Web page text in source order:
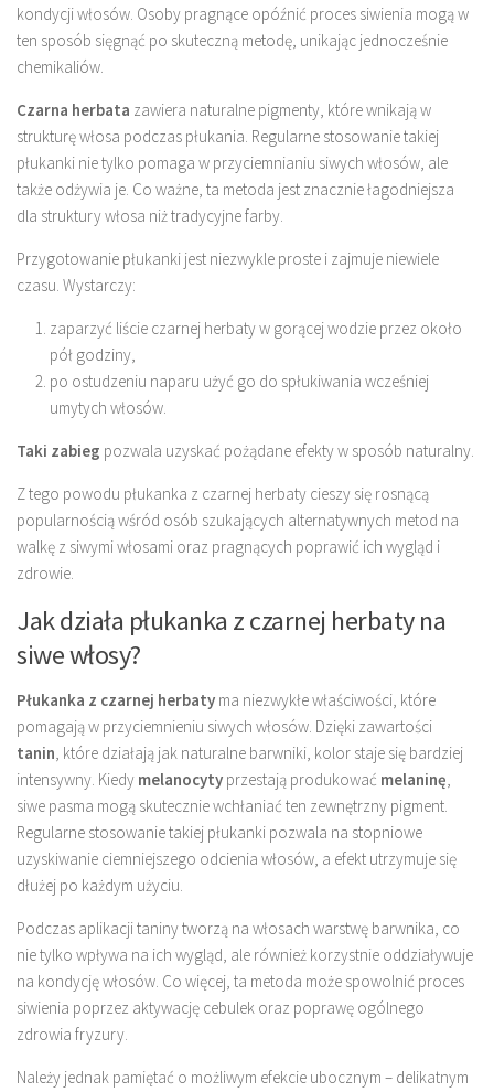
kondycji włosów. Osoby pragnące opóźnić proces siwienia mogą w
ten sposób sięgnąć po skuteczną metodę, unikając jednocześnie
chemikaliów.
Czarna herbata zawiera naturalne pigmenty, które wnikają w
strukturę włosa podczas płukania. Regularne stosowanie takiej
płukanki nie tylko pomaga w przyciemnianiu siwych włosów, ale
także odżywia je. Co ważne, ta metoda jest znacznie łagodniejsza
dla struktury włosa niż tradycyjne farby.
Przygotowanie płukanki jest niezwykle proste i zajmuje niewiele
czasu. Wystarczy:
zaparzyć liście czarnej herbaty w gorącej wodzie przez około
pół godziny,
po ostudzeniu naparu użyć go do spłukiwania wcześniej
umytych włosów.
Taki zabieg pozwala uzyskać pożądane efekty w sposób naturalny.
Z tego powodu płukanka z czarnej herbaty cieszy się rosnącą
popularnością wśród osób szukających alternatywnych metod na
walkę z siwymi włosami oraz pragnących poprawić ich wygląd i
zdrowie.
Jak działa płukanka z czarnej herbaty na
siwe włosy?
Płukanka z czarnej herbaty ma niezwykłe właściwości, które
pomagają w przyciemnieniu siwych włosów. Dzięki zawartości
tanin, które działają jak naturalne barwniki, kolor staje się bardziej
intensywny. Kiedy melanocyty przestają produkować melaninę,
siwe pasma mogą skutecznie wchłaniać ten zewnętrzny pigment.
Regularne stosowanie takiej płukanki pozwala na stopniowe
uzyskiwanie ciemniejszego odcienia włosów, a efekt utrzymuje się
dłużej po każdym użyciu.
Podczas aplikacji taniny tworzą na włosach warstwę barwnika, co
nie tylko wpływa na ich wygląd, ale również korzystnie oddziaływuje
na kondycję włosów. Co więcej, ta metoda może spowolnić proces
siwienia poprzez aktywację cebulek oraz poprawę ogólnego
zdrowia fryzury.
Należy jednak pamiętać o możliwym efekcie ubocznym – delikatnym